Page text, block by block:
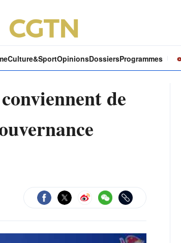
Culture&SportOpinionsDossiersProgrammes
de